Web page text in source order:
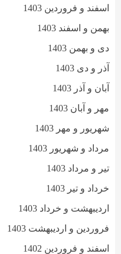
اسفند و فروردین 1403
بهمن و اسفند 1403
دی و بهمن 1403
آذر و دی 1403
آبان و آذر 1403
مهر و آبان 1403
شهریور و مهر 1403
مرداد و شهریور 1403
تیر و مرداد 1403
خرداد و تیر 1403
اردیبهشت و خرداد 1403
فروردین و اردیبهشت 1403
اسفند و فروردین 1402